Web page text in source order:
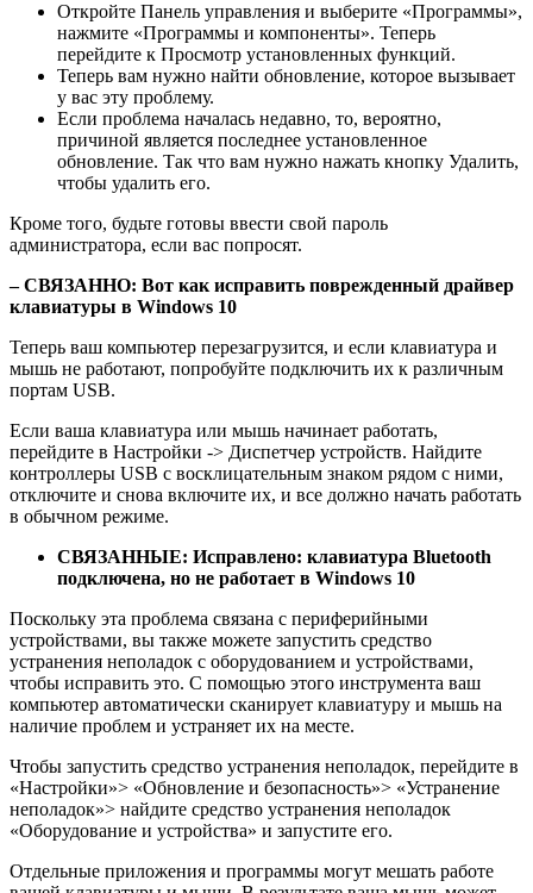
Откройте Панель управления и выберите «Программы»,
нажмите «Программы и компоненты». Теперь
перейдите к Просмотр установленных функций.
Теперь вам нужно найти обновление, которое вызывает
у вас эту проблему.
Если проблема началась недавно, то, вероятно,
причиной является последнее установленное
обновление. Так что вам нужно нажать кнопку Удалить,
чтобы удалить его.
Кроме того, будьте готовы ввести свой пароль
администратора, если вас попросят.
– СВЯЗАННО: Вот как исправить поврежденный драйвер
клавиатуры в Windows 10
Теперь ваш компьютер перезагрузится, и если клавиатура и
мышь не работают, попробуйте подключить их к различным
портам USB.
Если ваша клавиатура или мышь начинает работать,
перейдите в Настройки -> Диспетчер устройств. Найдите
контроллеры USB с восклицательным знаком рядом с ними,
отключите и снова включите их, и все должно начать работать
в обычном режиме.
СВЯЗАННЫЕ: Исправлено: клавиатура Bluetooth
подключена, но не работает в Windows 10
Поскольку эта проблема связана с периферийными
устройствами, вы также можете запустить средство
устранения неполадок с оборудованием и устройствами,
чтобы исправить это. С помощью этого инструмента ваш
компьютер автоматически сканирует клавиатуру и мышь на
наличие проблем и устраняет их на месте.
Чтобы запустить средство устранения неполадок, перейдите в
«Настройки»> «Обновление и безопасность»> «Устранение
неполадок»> найдите средство устранения неполадок
«Оборудование и устройства» и запустите его.
Отдельные приложения и программы могут мешать работе